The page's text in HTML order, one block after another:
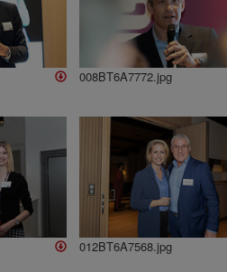
008BT6A7772.jpg
012BT6A7568.jpg